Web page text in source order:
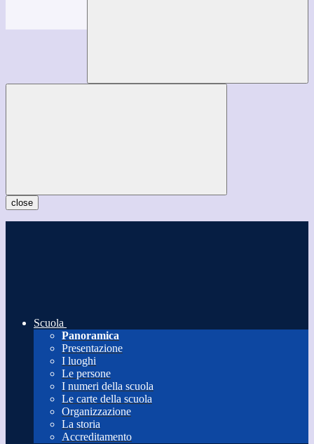
close
Scuola
Panoramica
Presentazione
I luoghi
Le persone
I numeri della scuola
Le carte della scuola
Organizzazione
La storia
Accreditamento